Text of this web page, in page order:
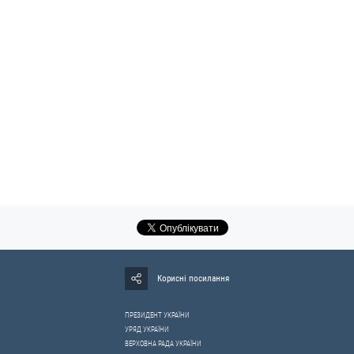
Корисні посилання
ПРЕЗИДЕНТ УКРАЇНИ
УРЯД УКРАЇНИ
ВЕРХОВНА РАДА УКРАЇНИ